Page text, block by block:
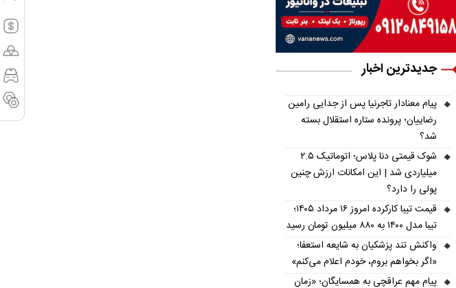
جدیدترین اخبار
پیام معنادار تاجرنیا پس از جدایی رامین
رضاییان؛ پرونده ستاره استقلال بسته
شد؟
شوک قیمتی دنا پلاس؛ اتوماتیک ۲.۵
میلیاردی شد | این امکانات ارزش چنین
پولی را دارد؟
قیمت تیبا کارکرده امروز ۱۶ مرداد ۱۴۰۵؛
تیبا مدل ۱۴۰۰ به ۸۸۰ میلیون تومان رسید
واکنش تند پزشکیان به شایعه استعفا؛
«اگر بخواهم بروم، خودم اعلام می‌کنم»
پیام مهم عراقچی به همسایگان؛ «زمان